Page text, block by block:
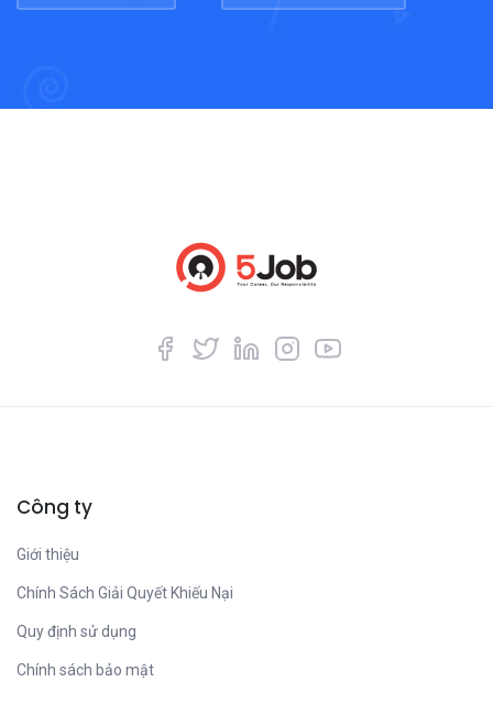
Công ty
Giới thiệu
Chính Sách Giải Quyết Khiếu Nại
Quy định sử dụng
Chính sách bảo mật